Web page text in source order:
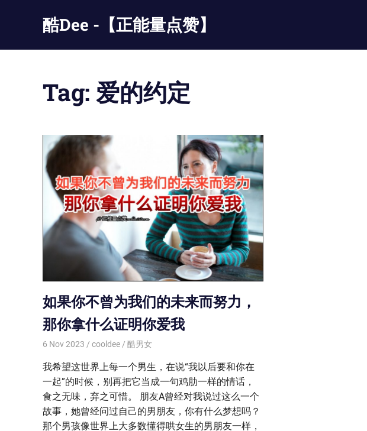
酷Dee -【正能量点赞】
酷
只
酷
Tag: 爱的约定
如果你不曾为我们的未来而努力，
那你拿什么证明你爱我
6 Nov 2023 cooldee 酷男女
我希望这世界上每一个男生，在说“我以后要和你在
一起”的时候，别再把它当成一句鸡肋一样的情话，
食之无味，弃之可惜。 朋友A曾经对我说过这么一个
故事，她曾经问过自己的男朋友，你有什么梦想吗？
那个男孩像世界上大多数懂得哄女生的男朋友一样，